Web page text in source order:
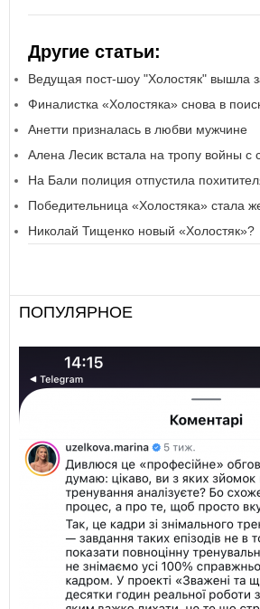
Другие статьи:
Ведущая пост-шоу "Холостяк" вышла
Финалистка «Холостяка» снова в
Анетти призналась в любви мужчине
Алена Лесик встала на тропу войны с
На Бали полиция отпустила
Победительница «Холостяка» стала
Николай Тищенко новый «Холостяк»?
ПОПУЛЯРНОЕ